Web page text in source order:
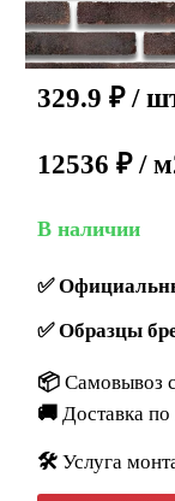
329.9 ₽ /
12536 ₽ /
В наличии
✅
✅Образцы
📦 Самовывоз
🚚 Доставка
🛠️ Услуга